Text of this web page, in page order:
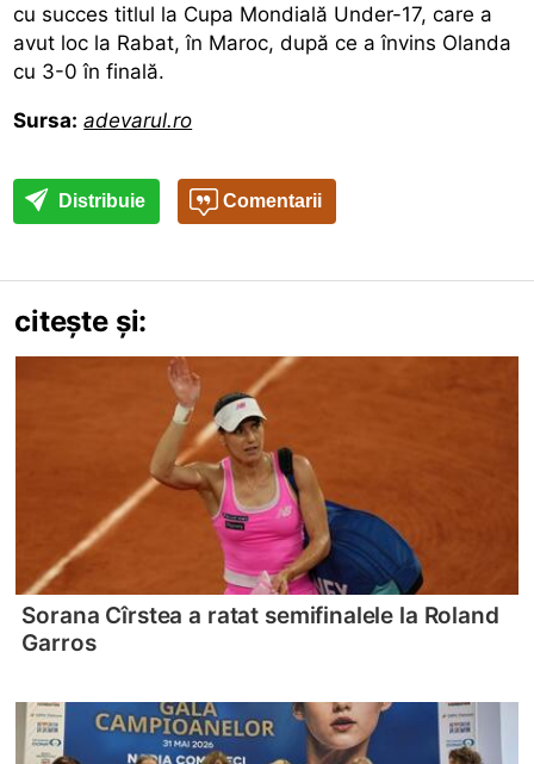
cu succes titlul la Cupa Mondială Under-17, care a
avut loc la Rabat, în Maroc, după ce a învins Olanda
cu 3-0 în finală.
Sursa: adevarul.ro
Distribuie Comentarii
citește și:
Sorana Cîrstea a ratat semifinalele la Roland
Garros